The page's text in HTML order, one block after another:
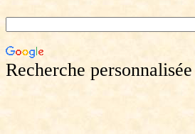
Recherche personnalisée